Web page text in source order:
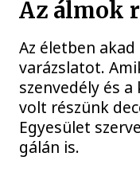
Az álmok
Az életben
varázslatot.
szenvedély és
volt részünk
Egyesület
gálán is.